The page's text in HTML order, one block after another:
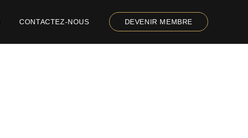
CONTACTEZ-NOUS DEVENIR MEMBRE